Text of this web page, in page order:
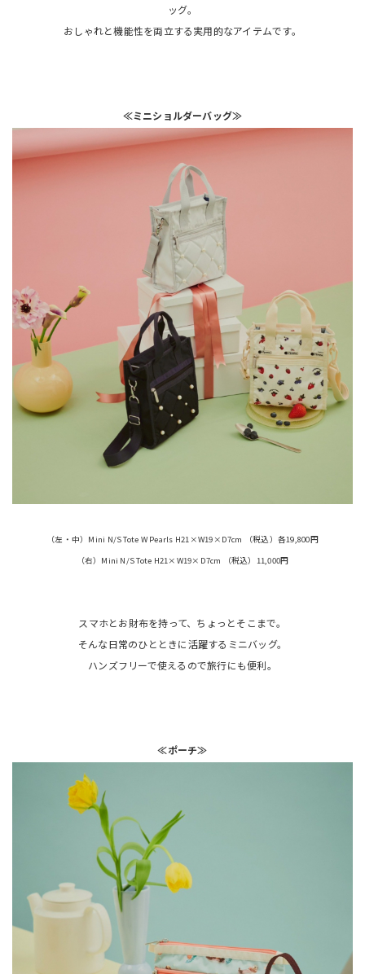
ッグ。
おしゃれと機能性を両立する実用的なアイテムです。
≪ミニショルダーバッグ≫
（左・中） Mini N/S Tote W Pearls H21×W19×D7cm （税込）各19,800円
（右）Mini N/S Tote H21×W19×D7cm （税込）11,000円
スマホとお財布を持って、ちょっとそこまで。
そんな日常のひとときに活躍するミニバッグ。
ハンズフリーで使えるので旅行にも便利。
≪ポーチ≫